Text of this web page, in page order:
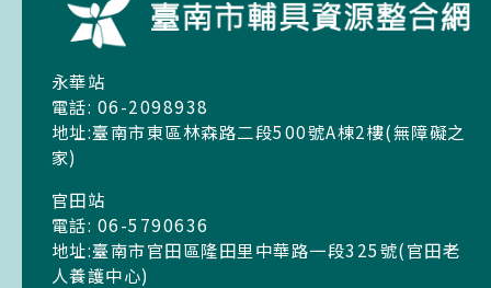
永華站
電話: 06-2098938
地址:臺南市東區林森路二段500號A棟2樓(無障礙之
家)
官田站
電話: 06-5790636
地址:臺南市官田區隆田里中華路一段325號(官田老
人養護中心)